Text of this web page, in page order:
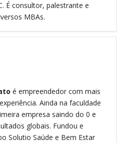
É consultor, palestrante e
MBAs.
é empreendedor com mais
Ainda na faculdade
empresa saindo do 0 e
globais. Fundou e
Solutio Saúde e Bem Estar